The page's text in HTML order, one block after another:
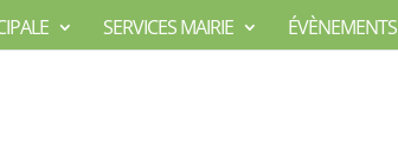
SERVICES MAIRIE ÉVÈNEMENTS